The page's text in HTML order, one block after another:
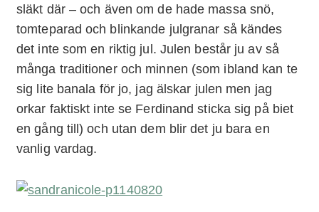
släkt där – och även om de hade massa snö,
tomteparad och blinkande julgranar så kändes
det inte som en riktig jul. Julen består ju av så
många traditioner och minnen (som ibland kan te
sig lite banala för jo, jag älskar julen men jag
orkar faktiskt inte se Ferdinand sticka sig på biet
en gång till) och utan dem blir det ju bara en
vanlig vardag.